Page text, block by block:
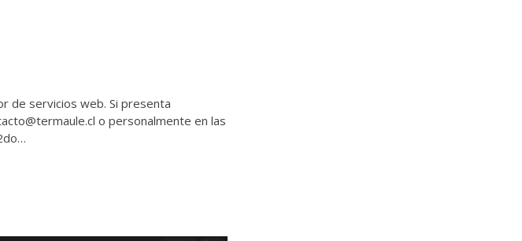
de servicios web. Si presenta
o personalmente en las